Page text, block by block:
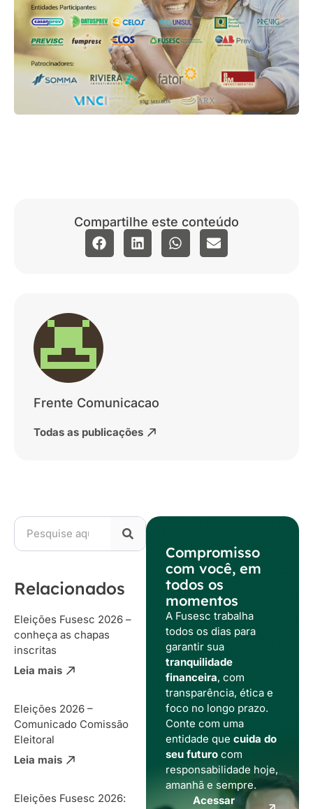
Compartilhe este conteúdo
Frente Comunicacao
Todas as publicações
Relacionados
Eleições Fusesc 2026 –
conheça as chapas
inscritas
Leia mais
Eleições 2026 –
Comunicado Comissão
Eleitoral
Leia mais
Eleições Fusesc 2026:
Compromisso
com você, em
todos os
momentos
A Fusesc trabalha
todos os dias para
garantir sua
tranquilidade
financeira, com
transparência, ética e
foco no longo prazo.
Conte com uma
entidade que cuida do
seu futurocom
responsabilidade hoje,
amanhã e sempre.
Acessar